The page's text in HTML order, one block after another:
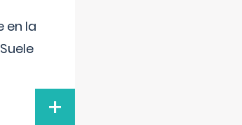
en la
+